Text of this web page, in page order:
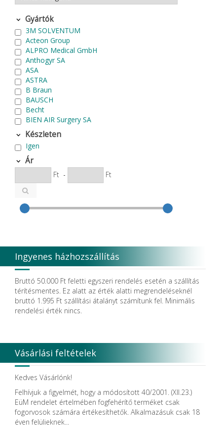
Gyártók
3M SOLVENTUM
Acteon Group
ALPRO Medical GmbH
Anthogyr SA
ASA
ASTRA
B Braun
BAUSCH
Becht
BIEN AIR Surgery SA
Bode Chemie
Cardex
Carlo de Giorgi srl
CATTANI SpA
CAVEX
Cefla S.C.
CEMM Dental High Tech Ltd.
Coxo Medical Instrument Co. Ltd.
Degradable Solutions AG
DELTA RT.
Dendia GmbH
DenMat Holdings, LLC
Dental Film srl.
Dental Pacific
Dentis
Dentsply Sirona
Detax
DFS
DIADENT
DIRECTA AB
Discus Dental PHILIPS
DISPOTECH S.r.l.
DKL
Készleten
Igen
Ár
Ft - Ft
Ingyenes házhozszállítás
Bruttó 50.000 Ft feletti egyszeri rendelés esetén a szállítás
térítésmentes. Ez alatt az érték alatti megrendeléseknél
bruttó 1.995 Ft szállítási átalányt számítunk fel. Minimális
rendelési érték nincs.
Vásárlási feltételek
Kedves Vásárlónk!
Felhívjuk a figyelmét, hogy a módosított 40/2001. (XII.23.)
EüM rendelet értelmében fogfehérítő terméket csak
fogorvosok számára értékesíthetők. Alkalmazásuk csak 18
éven felülieknek...